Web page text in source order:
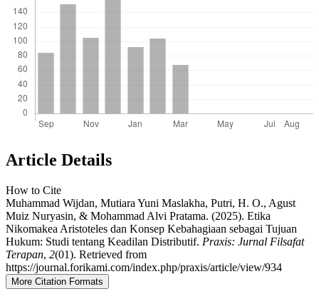
Article Details
How to Cite
Muhammad Wijdan, Mutiara Yuni Maslakha, Putri, H. O., Agust
Muiz Nuryasin, & Mohammad Alvi Pratama. (2025). Etika
Nikomakea Aristoteles dan Konsep Kebahagiaan sebagai Tujuan
Hukum: Studi tentang Keadilan Distributif. Praxis: Jurnal Filsafat
Terapan, 2(01). Retrieved from
https://journal.forikami.com/index.php/praxis/article/view/934
More Citation Formats